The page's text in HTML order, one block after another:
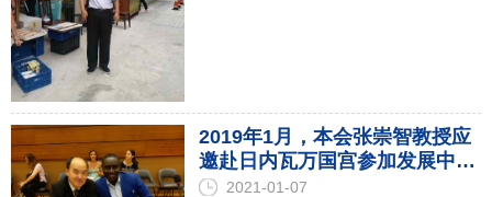
2019年1月，本会张崇智教授应
邀赴日内瓦万国宫参加发展中国
家食品安全与消费者信心构建国
2021-01-07